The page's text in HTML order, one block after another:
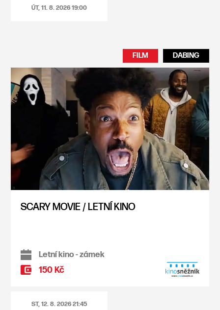
ÚT, 11. 8. 202619:00
FILM DABING
SCARY MOVIE / LETNÍ KINO
Letní kino - zámek
150 Kč
ST, 12. 8. 202621:45